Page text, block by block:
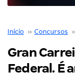
Início ›› Concursos
Gran
Federal. É